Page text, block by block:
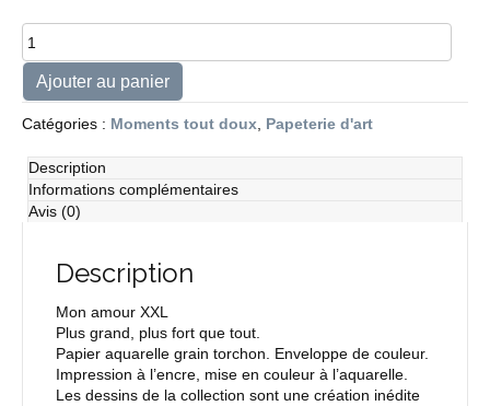
quantité
de
Soliflore
Ajouter au panier
Catégories : Moments tout doux Papeterie d'art
Description
Informations complémentaires
Avis (0)
Description
Mon amour XXL
Plus grand, plus fort que tout.
Papier aquarelle grain torchon. Enveloppe de couleur.
Impression à l’encre, mise en couleur à l’aquarelle.
Les dessins de la collection sont une création inédite